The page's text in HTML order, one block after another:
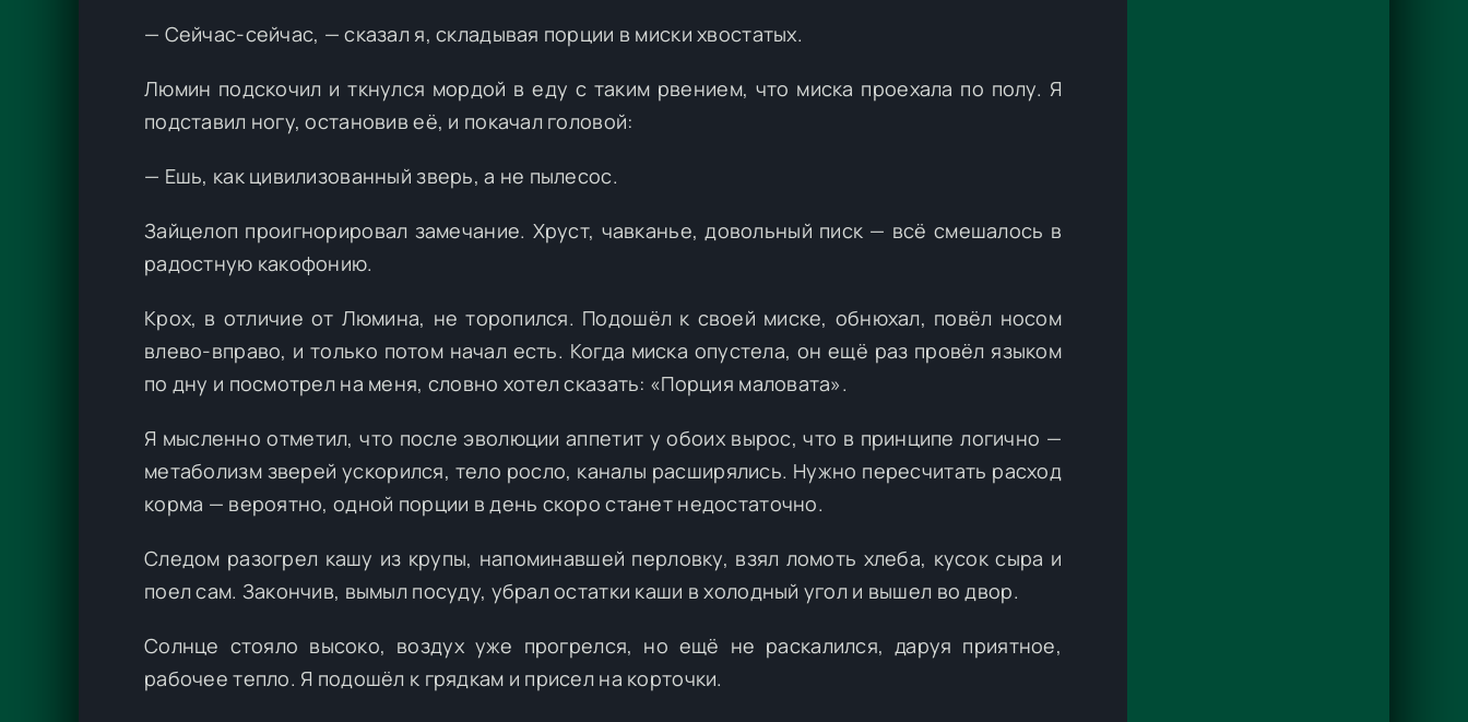
— Сейчас-сейчас, — сказал я, складывая порции в миски хвостатых.
Люмин подскочил и ткнулся мордой в еду с таким рвением, что миска проехала по полу. Я
подставил ногу, остановив её, и покачал головой:
— Ешь, как цивилизованный зверь, а не пылесос.
Зайцелоп проигнорировал замечание. Хруст, чавканье, довольный писк — всё смешалось в
радостную какофонию.
Крох, в отличие от Люмина, не торопился. Подошёл к своей миске, обнюхал, повёл носом
влево-вправо, и только потом начал есть. Когда миска опустела, он ещё раз провёл языком
по дну и посмотрел на меня, словно хотел сказать: «Порция маловата».
Я мысленно отметил, что после эволюции аппетит у обоих вырос, что в принципе логично —
метаболизм зверей ускорился, тело росло, каналы расширялись. Нужно пересчитать расход
корма — вероятно, одной порции в день скоро станет недостаточно.
Следом разогрел кашу из крупы, напоминавшей перловку, взял ломоть хлеба, кусок сыра и
поел сам. Закончив, вымыл посуду, убрал остатки каши в холодный угол и вышел во двор.
Солнце стояло высоко, воздух уже прогрелся, но ещё не раскалился, даруя приятное,
рабочее тепло. Я подошёл к грядкам и присел на корточки.